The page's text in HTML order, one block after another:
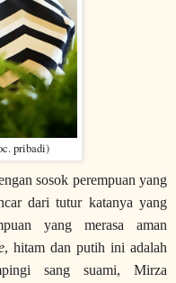
pribadi)
sosok perempuan yang
dari tutur katanya yang
yang merasa aman
, hitam dan putih ini adalah
sang suami, Mirza